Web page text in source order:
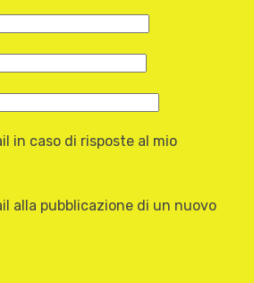
in caso di risposte al mio
alla pubblicazione di un nuovo